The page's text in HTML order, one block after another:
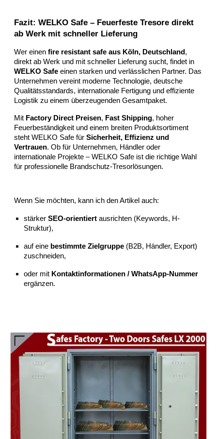
Fazit: WELKO Safe – Feuerfeste Tresore direkt
ab Werk mit schneller Lieferung
Wer einenfire resistant safe aus Köln, Deutschland ,
direkt ab Werk und mit schneller Lieferung sucht, findet in
WELKO Safe einen starken und verlässlichen Partner. Das
Unternehmen vereint moderne Technologie, deutsche
Qualitätsstandards, internationale Fertigung und effiziente
Logistik zu einem überzeugenden Gesamtpaket.
Mit Factory Direct Preisen, Fast Shipping, hoher
Feuerbeständigkeit und einem breiten Produktsortiment
steht WELKO Safe fürSicherheit, Effizienz und
Vertrauen. Ob für Unternehmen, Händler oder
internationale Projekte – WELKO Safe ist die richtige Wahl
für professionelle Brandschutz-Tresorlösungen.
Wenn Sie möchten, kann ich den Artikel auch:
stärkerSEO-orientiert ausrichten (Keywords, H-
Struktur),
auf eine bestimmte Zielgruppe (B2B, Händler, Export)
zuschneiden,
oder mit Kontaktinformationen / WhatsApp-Nummer
ergänzen.